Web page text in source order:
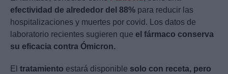
efectividad de alrededor del 88% para reducir las
hospitalizaciones y muertes por covid. Los datos de
laboratorio recientes sugieren que el fármaco conserva
su eficacia contra Ómicron.
El tratamiento estará disponible solo con receta, pero